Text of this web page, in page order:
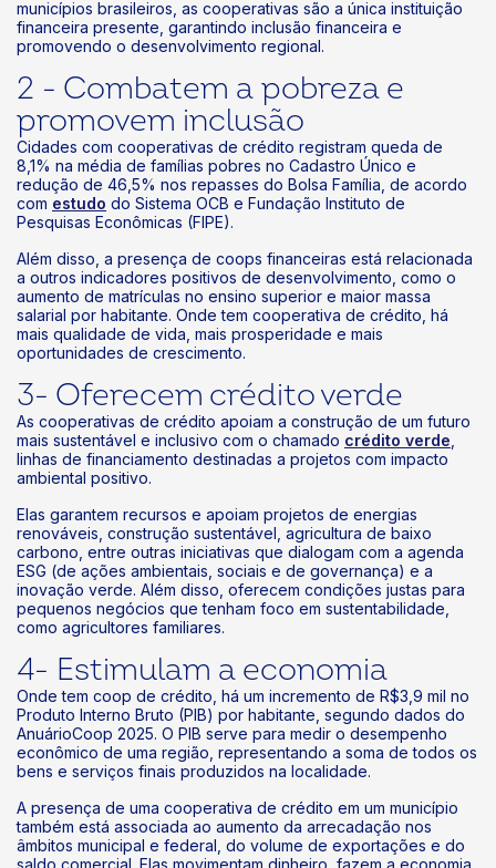
municípios brasileiros, as cooperativas são a única instituição
financeira presente, garantindo inclusão financeira e
promovendo o desenvolvimento regional.
2 - Combatem a pobreza e
promovem inclusão
Cidades com cooperativas de crédito registram queda de
8,1% na média de famílias pobres no Cadastro Único e
redução de 46,5% nos repasses do Bolsa Família, de acordo
com estudo do Sistema OCB e Fundação Instituto de
Pesquisas Econômicas (FIPE).
Além disso, a presença de coops financeiras está relacionada
a outros indicadores positivos de desenvolvimento, como o
aumento de matrículas no ensino superior e maior massa
salarial por habitante. Onde tem cooperativa de crédito, há
mais qualidade de vida, mais prosperidade e mais
oportunidades de crescimento.
3- Oferecem crédito verde
As cooperativas de crédito apoiam a construção de um futuro
mais sustentável e inclusivo com o chamado crédito verde
linhas de financiamento destinadas a projetos com impacto
ambiental positivo.
Elas garantem recursos e apoiam projetos de energias
renováveis, construção sustentável, agricultura de baixo
carbono, entre outras iniciativas que dialogam com a agenda
ESG (de ações ambientais, sociais e de governança) e a
inovação verde. Além disso, oferecem condições justas para
pequenos negócios que tenham foco em sustentabilidade,
como agricultores familiares.
4- Estimulam a economia
Onde tem coop de crédito, há um incremento de R$3,9 mil no
Produto Interno Bruto (PIB) por habitante, segundo dados do
AnuárioCoop 2025. O PIB serve para medir o desempenho
econômico de uma região, representando a soma de todos os
bens e serviços finais produzidos na localidade.
A presença de uma cooperativa de crédito em um município
também está associada ao aumento da arrecadação nos
âmbitos municipal e federal, do volume de exportações e do
saldo comercial. Elas movimentam dinheiro, fazem a economia